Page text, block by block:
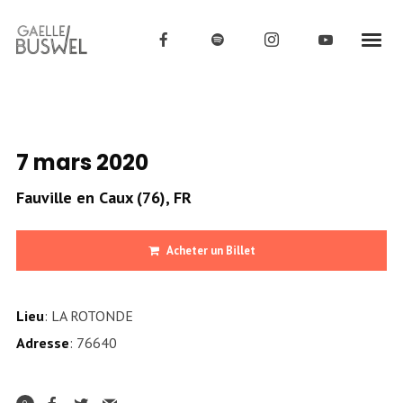
7 mars 2020
Fauville en Caux (76), FR
Acheter un Billet
Lieu: LA ROTONDE
Adresse: 76640